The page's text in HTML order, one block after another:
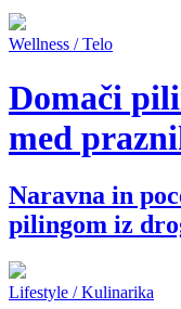
Wellness / Telo
Domači
med
Naravna in
pilingom iz
Lifestyle / Kulinarika